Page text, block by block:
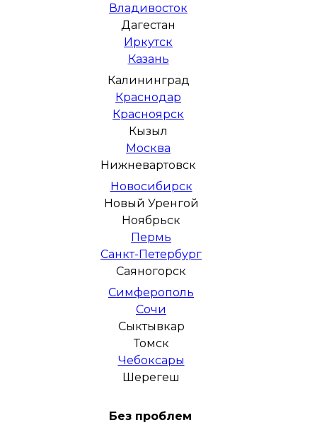
Владивосток
Дагестан
Иркутск
Казань
Калининград
Краснодар
Красноярск
Кызыл
Москва
Нижневартовск
Новосибирск
Новый Уренгой
Ноябрьск
Пермь
Санкт-Петербург
Саяногорск
Симферополь
Сочи
Сыктывкар
Томск
Чебоксары
Шерегеш
Без проблем